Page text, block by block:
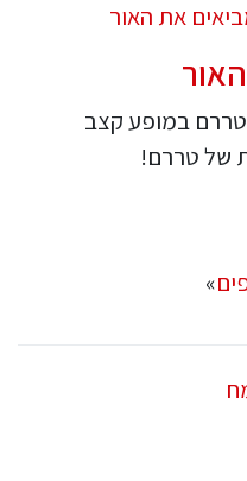
במופע קצב
של טררם!
»